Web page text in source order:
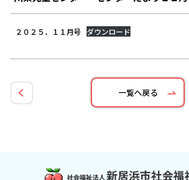
２０２５．１１月号 ダウンロード
一覧へ戻る